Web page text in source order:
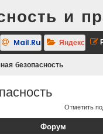
и
Mail.Ru Яндекс
безопасность
Отметить
Форум